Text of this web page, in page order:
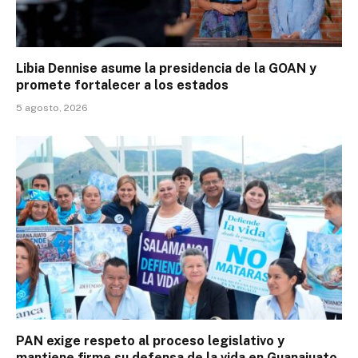
Libia Dennise asume la presidencia de la GOAN y
promete fortalecer a los estados
5 agosto, 2026
PAN exige respeto al proceso legislativo y